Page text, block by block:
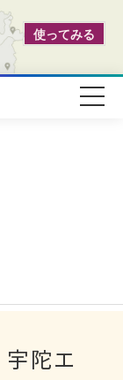
使ってみる
陀エ